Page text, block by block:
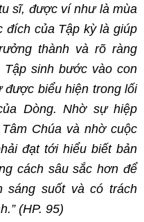
sĩ, được ví như là mùa
đích của Tập kỳ là giúp
thành và rõ ràng
sinh bước vào con
được biểu hiện trong lối
Dòng. Nhờ sự hiệp
Chúa và nhờ cuộc
đạt tới hiểu biết bản
cách sâu sắc hơn để
sáng suốt và có trách
(HP. 95)